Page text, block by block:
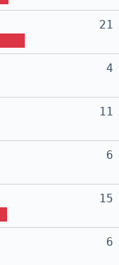
21
4
11
6
15
6